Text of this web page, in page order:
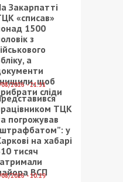
Закарпатті
«списав»
1500
з
а
щоб
сліди
2026 - 21:31
ТЦК
погрожував
у
на хабарі
тисяч
ВСП
08/2026 - 10:29